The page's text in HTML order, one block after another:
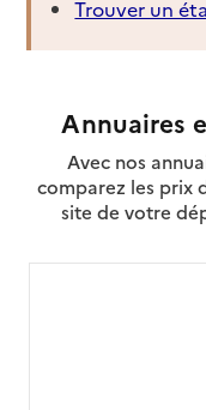
Trouver un
Annuaires
Avec nos
comparez les prix
site de votre